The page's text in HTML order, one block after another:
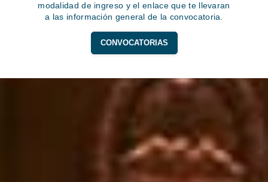
modalidad de ingreso y el enlace que te llevaran
a las información general de la convocatoria.
CONVOCATORIAS